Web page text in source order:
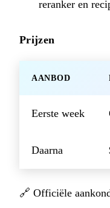
reranker en
Prijzen
AANBOD
Eerste week
Daarna
🔗 Officiële